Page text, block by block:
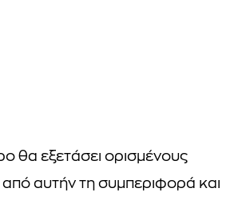
θα εξετάσει ορισμένους
αυτήν τη συμπεριφορά και